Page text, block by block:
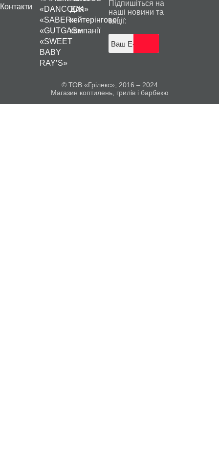
Контакти
«DANCOOK»
«SABER»
«GUTGAS»
«SWEET
BABY
RAY’S»
Для
кейтерінгової
компанії
Підпишіться на
наші новини та
акції:
© ТОВ «Грілекс», 2016 – 2024
Магазин коптилень, грилів і барбекю